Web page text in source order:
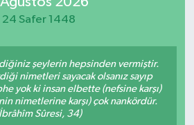
24 Safer 1448
şeylerin hepsinden vermiştir.
nimetleri sayacak olsanız sayıp
yok ki insan elbette (nefsine karşı)
nimetlerine karşı) çok nankördür.
Sûresi, 34)